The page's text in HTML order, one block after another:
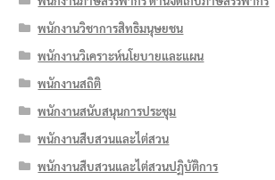
พนักงานวิชาการสิทธิมนุษยชน
พนักงานวิเคราะห์นโยบายและแผน
พนักงานสถิติ
พนักงานสนับสนุนการประชุม
พนักงานสืบสวนและไต่สวน
พนักงานสืบสวนและไต่สวนปฏิบัติการ